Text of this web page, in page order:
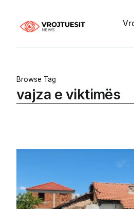
Browse Tag
vajza e viktimës